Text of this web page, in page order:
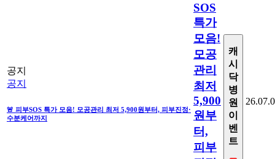
공지
공지
🚨 피부SOS 특가 모음! 모공관리 최저 5,900원부터, 피부진정·
수분케어까지
SOS
특가
모음!
모공
관리
최저
5,900
원부
터,
피부
캐
시
닥
병
원
이
벤
트